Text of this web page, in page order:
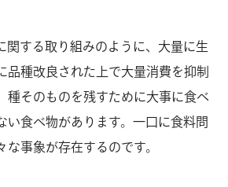
関する取り組みのように、大量に生
品種改良された上で大量消費を抑制
種そのものを残すために大事に食べ
い食べ物があります。一口に食料問
事象が存在するのです。